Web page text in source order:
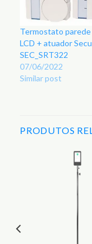
Termostato parede
LCD + atuador
SEC_SRT322
07/06/2022
Similar post
PRODUTOS